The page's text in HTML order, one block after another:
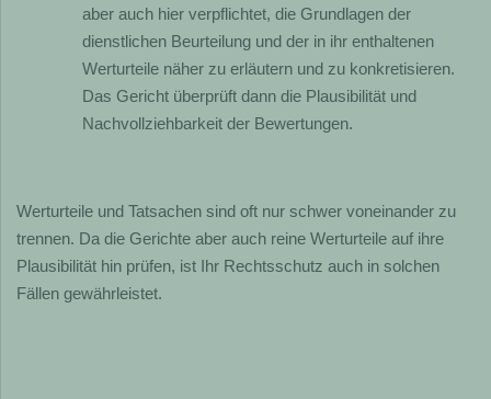
aber auch hier verpflichtet, die Grundlagen der
dienstlichen Beurteilung und der in ihr enthaltenen
Werturteile näher zu erläutern und zu konkretisieren.
Das Gericht überprüft dann die Plausibilität und
Nachvollziehbarkeit der Bewertungen.
Werturteile und Tatsachen sind oft nur schwer voneinander zu
trennen. Da die Gerichte aber auch reine Werturteile auf ihre
Plausibilität hin prüfen, ist Ihr Rechtsschutz auch in solchen
Fällen gewährleistet.